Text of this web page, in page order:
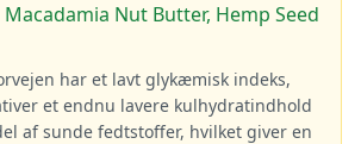
Nut Butter, Hemp Seed
har et lavt glykæmisk indeks,
et endnu lavere kulhydratindhold
af sunde fedtstoffer, hvilket giver en